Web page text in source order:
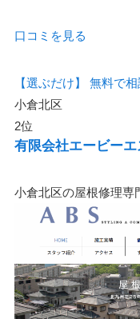
口コミを見る
【選ぶだけ】
無料で相
小倉北区
2位
有限会社エービーエ
小倉北区の屋根修理専